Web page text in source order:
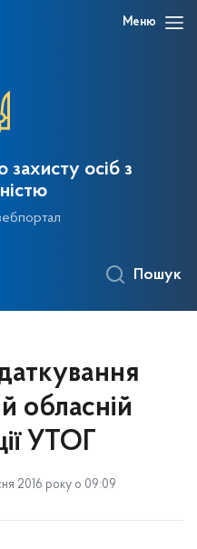
Меню
захисту осіб з
Пошук
обласній
УТОГ
2016 року о 09:09